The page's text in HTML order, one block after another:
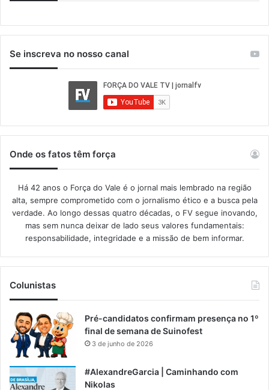
Se inscreva no nosso canal
Onde os fatos têm força
Há 42 anos o Força do Vale é o jornal mais lembrado na região
alta, sempre comprometido com o jornalismo ético e a busca pela
verdade. Ao longo dessas quatro décadas, o FV segue inovando,
mas sem nunca deixar de lado seus valores fundamentais:
responsabilidade, integridade e a missão de bem informar.​
Colunistas
Pré-candidatos confirmam presença no 1º
final de semana de Suinofest
3 de junho de 2026
#AlexandreGarcia | Caminhando com
Nikolas